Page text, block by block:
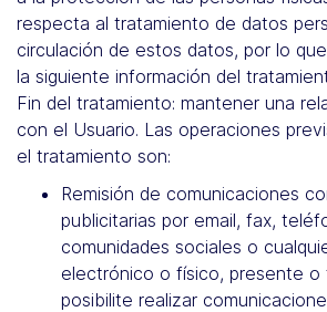
respecta al tratamiento de datos
circulación de estos datos, por lo
la siguiente información del
Fin del tratamiento: mantener una
con el Usuario. Las operaciones
el tratamiento son:
Remisión de comunicaciones
publicitarias por email, fax,
comunidades sociales o
electrónico o físico, presente o
posibilite realizar